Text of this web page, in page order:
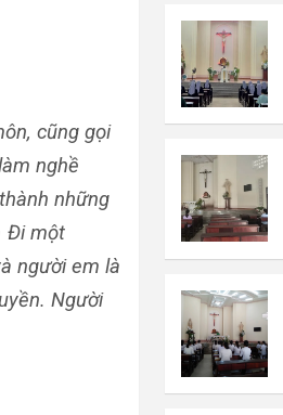
cũng gọi
nghề
những
Đi một
người em là
Người